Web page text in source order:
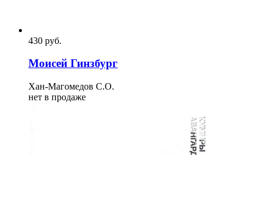
430 pуб.
Моисей Гинзбург
Хан-Магомедов С.О.
нет в продаже